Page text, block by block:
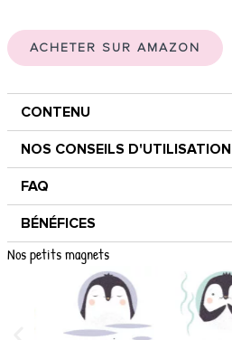
ACHETER SUR AMAZON
CONTENU
NOS CONSEILS D'UTILISATION
FAQ
BÉNÉFICES
Nos petits magnets